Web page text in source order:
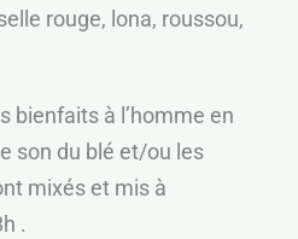
rouge, lona, roussou,
bienfaits à l’homme en
son du blé et/ou les
mixés et mis à
.